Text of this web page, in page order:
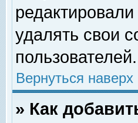
удалять свои
пользователей.
Вернуться наверх
» Как